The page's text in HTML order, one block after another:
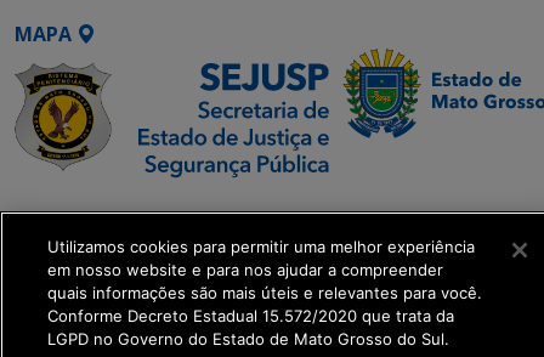
MAPA
SETDIG | Secretaria-
Executiva de
Transformação Digital
get_footer();
Utilizamos cookies para permitir uma melhor experiência
em nosso website e para nos ajudar a compreender
quais informações são mais úteis e relevantes para você.
Conforme Decreto Estadual 15.572/2020 que trata da
LGPD no Governo do Estado de Mato Grosso do Sul.